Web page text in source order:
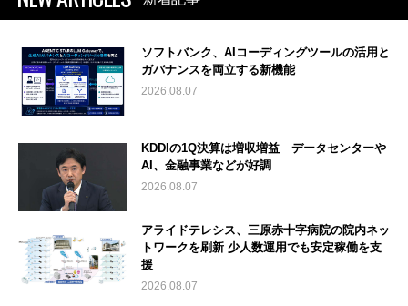
ソフトバンク、AIコーディングツールの活用と
ガバナンスを両立する新機能
2026.08.07
KDDIの1Q決算は増収増益 データセンターや
AI、金融事業などが好調
2026.08.07
アライドテレシス、三原赤十字病院の院内ネッ
トワークを刷新 少人数運用でも安定稼働を支
援
2026.08.07